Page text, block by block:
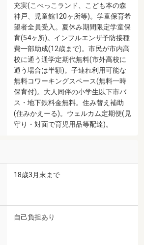
充実(こべっこランド、こども本の森
神戸、児童館120ヶ所等)。学童保育希
望者全員受入。夏休み期間限定学童保
育(54ヶ所)。インフルエンザ予防接種
費一部助成(12歳まで)。市民が市内高
校に通う通学定期代無料(市外高校に
通う場合は半額)。子連れ利用可能な
無料コワーキングスペース(無料一時
保育付)。大人同伴の小学生以下市バ
ス・地下鉄料金無料。住み替え補助
(住みかえーる)。ウェルカム定期便(見
守り・対面で育児用品等配達)。
18歳3月末まで
自己負担あり